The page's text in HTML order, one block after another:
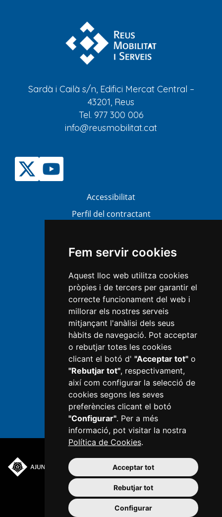
Fem servir cookies
Aquest lloc web utilitza cookies
pròpies i de tercers per garantir el
correcte funcionament del web i
millorar els nostres serveis
mitjançant l'anàlisi dels seus
hàbits de navegació. Pot acceptar
o rebutjar totes les cookies
clicant el botó d' "Acceptar tot"o
"Rebutjar tot", respectivament,
així com configurar la selecció de
cookies segons les seves
preferències clicant el botó
"Configurar". Per a més
informació, pot visitar la nostra
Política de Cookies.
Acceptar tot
Rebutjar tot
Configurar
Sardà i Cailà s/n, Edifici Mercat Central –
43201, Reus
Tel. 977 300 006
info@reusmobilitat.cat
Accessibilitat
Perfil del contractant
Atenció al ciutadà
Mapa Web
Política de privacitat
Avís legal
Política de Cookies
Informació RGPD
Next Generation
Configurar cookies
Plaça del Mercadal ·
43201 Reus
977 010 010
ajuntament@reus.cat